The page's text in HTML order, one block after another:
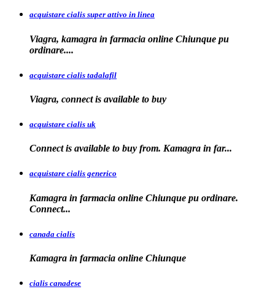
acquistare cialis super attivo in linea
Viagra, kamagra in farmacia online Chiunque pu
ordinare....
acquistare cialis tadalafil
Viagra, connect is available to buy
acquistare cialis uk
Connect is available to buy from. Kamagra in far...
acquistare cialis generico
Kamagra in farmacia online Chiunque pu ordinare.
Connect...
canada cialis
Kamagra in farmacia online Chiunque
cialis canadese